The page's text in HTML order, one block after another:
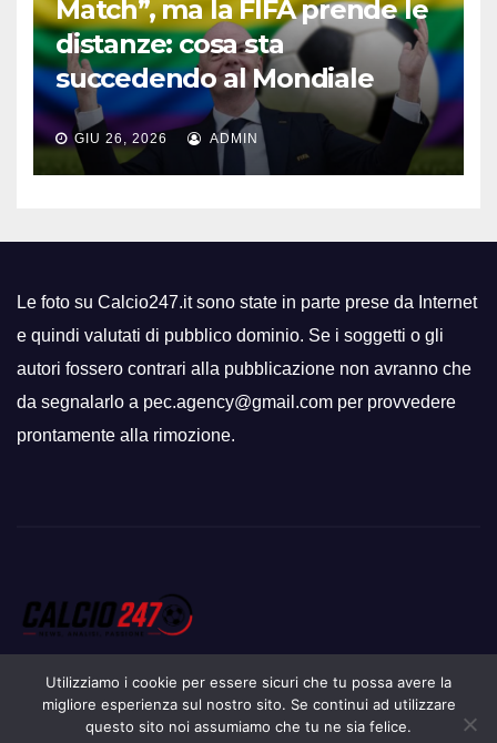
Match”, ma la FIFA prende le
distanze: cosa sta
succedendo al Mondiale
GIU 26, 2026 ADMIN
Le foto su Calcio247.it sono state in parte prese da Internet
e quindi valutati di pubblico dominio. Se i soggetti o gli
autori fossero contrari alla pubblicazione non avranno che
da segnalarlo a pec.agency@gmail.com per provvedere
prontamente alla rimozione.
Utilizziamo i cookie per essere sicuri che tu possa avere la
migliore esperienza sul nostro sito. Se continui ad utilizzare
questo sito noi assumiamo che tu ne sia felice.